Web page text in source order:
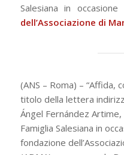
Salesiana in occasione
dell’Associazione di
(ANS – Roma) – “Affida,
titolo della lettera
Ángel Fernández
Famiglia Salesiana in
fondazione